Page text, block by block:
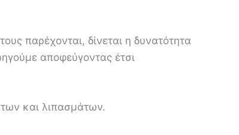
παρέχονται, δίνεται η δυνατότητα
αποφεύγοντας έτσι
και λιπασμάτων.